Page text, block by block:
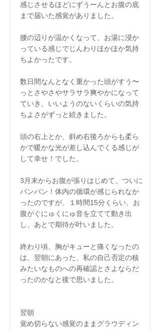
感じさせるほどにずうーんとお腹の底
まで届いた感覚がありました。
腰の辺りが温かくなって、お湯に浸か
っている感じでじんわりほかほか気持
ちよかったです。
数日間なんとなく重かった頭がすう〜
っとさやさやサラサラ爽やかになって
ていき、いいようのないくらいの気持
ちよさがずっと続きました。
頭の右上とか、斜め右後ろからも柔ら
かで暖かな光が差し込んでくる感じが
して幸せ！でした。
3月末からお腹が張りはじめて、ついに
パンパン！体内の循環が感じられなか
ったのですが、１時間15分くらい、お
腹がぐにゅくにゅ音を立てて動き出
し、あとで期待が叶いました。
終わり頃、胸がキューと痛くなったの
は、翌朝にあった、私の自己否定の核
みたいなものへの再確認とさよならだ
ったのかなと後で思いました。
翌朝
覚め切らない感覚のままグラウディン